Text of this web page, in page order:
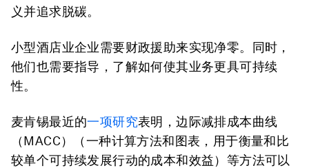
义并追求脱碳。
小型酒店业企业需要财政援助来实现净零。同时，
他们也需要指导，了解如何使其业务更具可持续
性。
麦肯锡最近的一项研究表明，边际减排成本曲线
（MACC）（一种计算方法和图表，用于衡量和比
较单个可持续发展行动的成本和效益）等方法可以